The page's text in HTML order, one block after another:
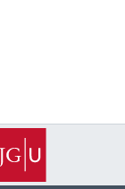
war es
entfernen.
bzw.
L-
werden